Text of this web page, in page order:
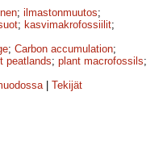
; ilmastonmuutos;
; kasvimakrofossiilit;
; Carbon accumulation;
peatlands; plant macrofossils;
| Tekijät